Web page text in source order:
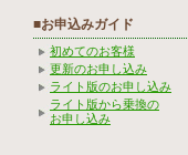
■お申込みガイド
初めてのお客様
更新のお申し込み
ライト版のお申し込み
ライト版から乗換の
お申し込み